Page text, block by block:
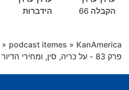
הקבלה 66
הידברות
» podcast itemes » KanAmerica
פרק 83 - על כריה, סין, ומחירי הדיור